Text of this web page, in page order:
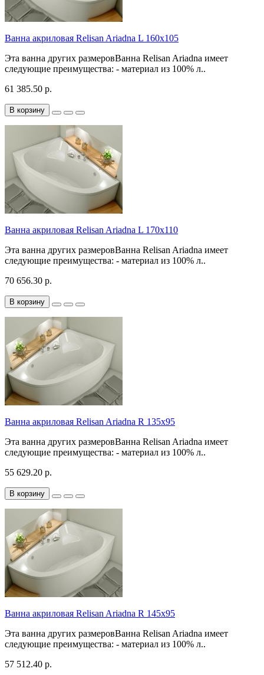
Ванна акриловая Relisan Ariadna L 160x105
Эта ванна других размеровВанна Relisan Ariadna имеет
следующие преимущества: - материал из 100% л..
61 385.50 р.
В корзину
Ванна акриловая Relisan Ariadna L 170x110
Эта ванна других размеровВанна Relisan Ariadna имеет
следующие преимущества: - материал из 100% л..
70 656.30 р.
В корзину
Ванна акриловая Relisan Ariadna R 135x95
Эта ванна других размеровВанна Relisan Ariadna имеет
следующие преимущества: - материал из 100% л..
55 629.20 р.
В корзину
Ванна акриловая Relisan Ariadna R 145x95
Эта ванна других размеровВанна Relisan Ariadna имеет
следующие преимущества: - материал из 100% л..
57 512.40 р.